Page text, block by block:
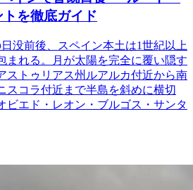
を徹底ガイド
没前後、スペイン本土は1世紀以上
まれる。月が太陽を完全に覆い隠す
ストゥリアス州ルアルカ付近から南
スコラ付近まで半島を斜めに横切
ビエド・レオン・ブルゴス・サンタ